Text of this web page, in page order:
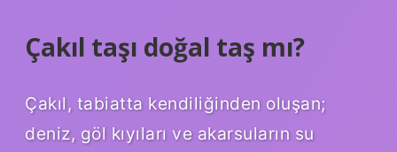
Çakıl taşı doğal taş mı?
Çakıl, tabiatta kendiliğinden oluşan;
deniz, göl kıyıları ve akarsuların su